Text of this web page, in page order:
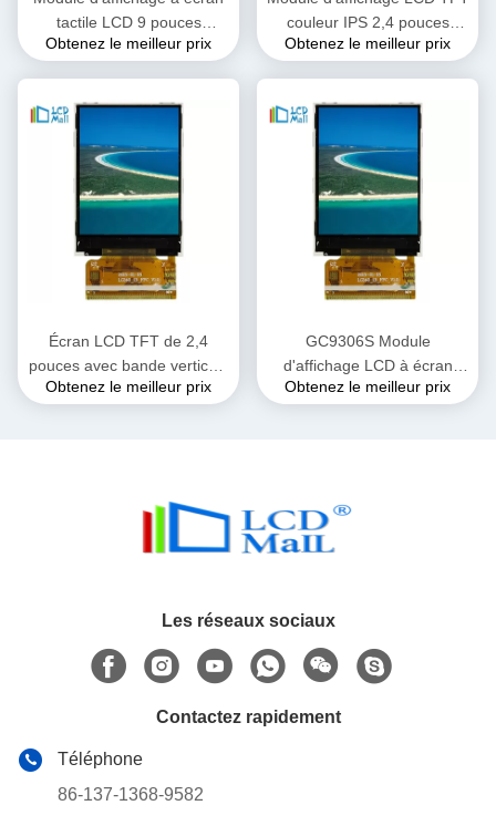
tactile LCD 9 pouces
Panneau LCD 1280*240 40
Obtenez le meilleur prix
couleur IPS 2,4 pouces
Toutes les directions de
Obtenez le meilleur prix
Écran LCD TFT de 2,4
pouces avec bande verticale
RGB ST7789V
Obtenez le meilleur prix
GC9306S Module
d'affichage LCD à écran
tactile de 2,4 pouces QVGA
Obtenez le meilleur prix
Les réseaux sociaux
Contactez rapidement
Téléphone
86-137-1368-9582